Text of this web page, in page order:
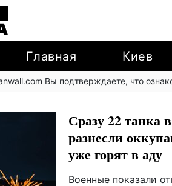
Главная Киев
Вы подтверждаете, что
Сразу 22
разнесли
уже горят в аду
Военные показали